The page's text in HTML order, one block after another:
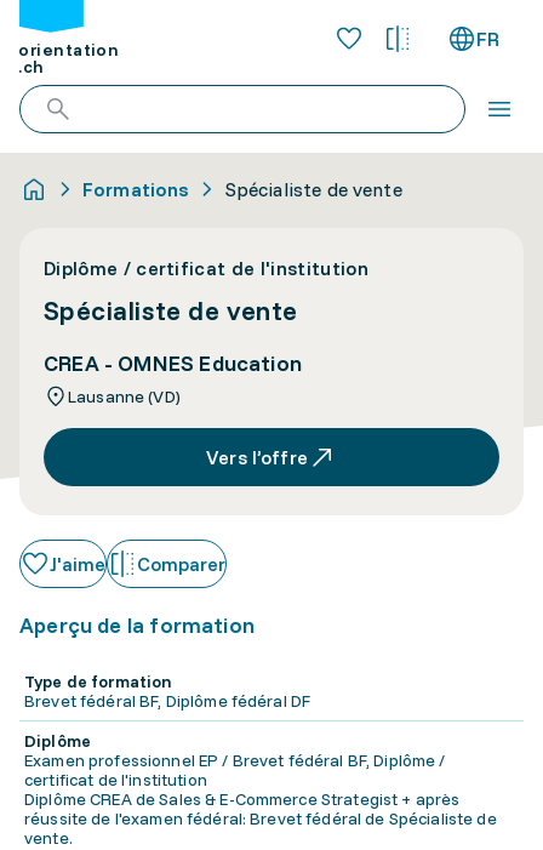
orientation
.ch
FR
Formations Spécialiste de vente
Diplôme / certificat de l'institution
Spécialiste de vente
CREA - OMNES Education
Lausanne (VD)
Vers l’offre
J'aime Comparer
Aperçu de la formation
Type de formation
Brevet fédéral BF, Diplôme fédéral DF
Diplôme
Examen professionnel EP / Brevet fédéral BF, Diplôme /
certificat de l'institution
Diplôme CREA de Sales & E-Commerce Strategist + après
réussite de l'examen fédéral: Brevet fédéral de Spécialiste de
vente.